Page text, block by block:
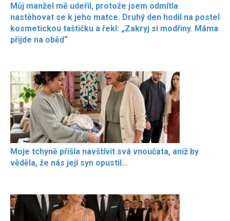
Můj manžel mě udeřil, protože jsem odmítla
nastěhovat se k jeho matce. Druhý den hodil na postel
kosmetickou taštičku a řekl: „Zakryj si modřiny. Máma
přijde na oběd“
Moje tchyně přišla navštívit svá vnoučata, aniž by
věděla, že nás její syn opustil…